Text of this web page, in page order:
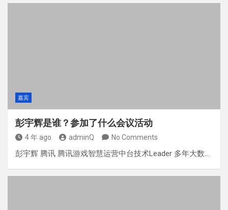
嘉宾
彭宇辉是谁？参加了什么会议活动
4 年 ago adminQ No Comments
彭宇辉 腾讯 腾讯游戏智慧运营中台技术Leader 多年大数…